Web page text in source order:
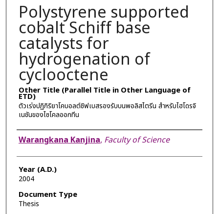
Polystyrene supported
cobalt Schiff base
catalysts for
hydrogenation of
cyclooctene
Other Title (Parallel Title in Other Language of
ETD)
ตัวเร่งปฏิกิริยาโคบอลต์ชิฟเบสรองรับบนพอลิสไตรีน สำหรับไฮโดรจิ
เนชันของไซโคลออกทีน
Author
Warangkana Kanjina, Faculty of Science
Year (A.D.)
2004
Document Type
Thesis